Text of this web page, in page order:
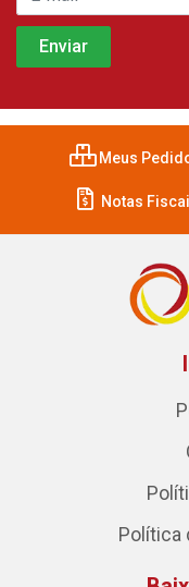
Meus
Notas
Política